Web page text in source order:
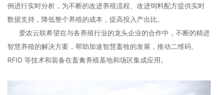
例进行实时分析，为不断的改进养殖流程、改进饲料配方提供实时
数据支持，降低整个养殖的成本，提高投入产出比。
爱农云联希望在与各养殖行业的龙头企业的合作中，不断的精进
智慧养殖的解决方案，帮助加速智慧畜牧的发展，推动二维码、
RFID 等技术和装备在畜禽养殖基地和场区集成应用。